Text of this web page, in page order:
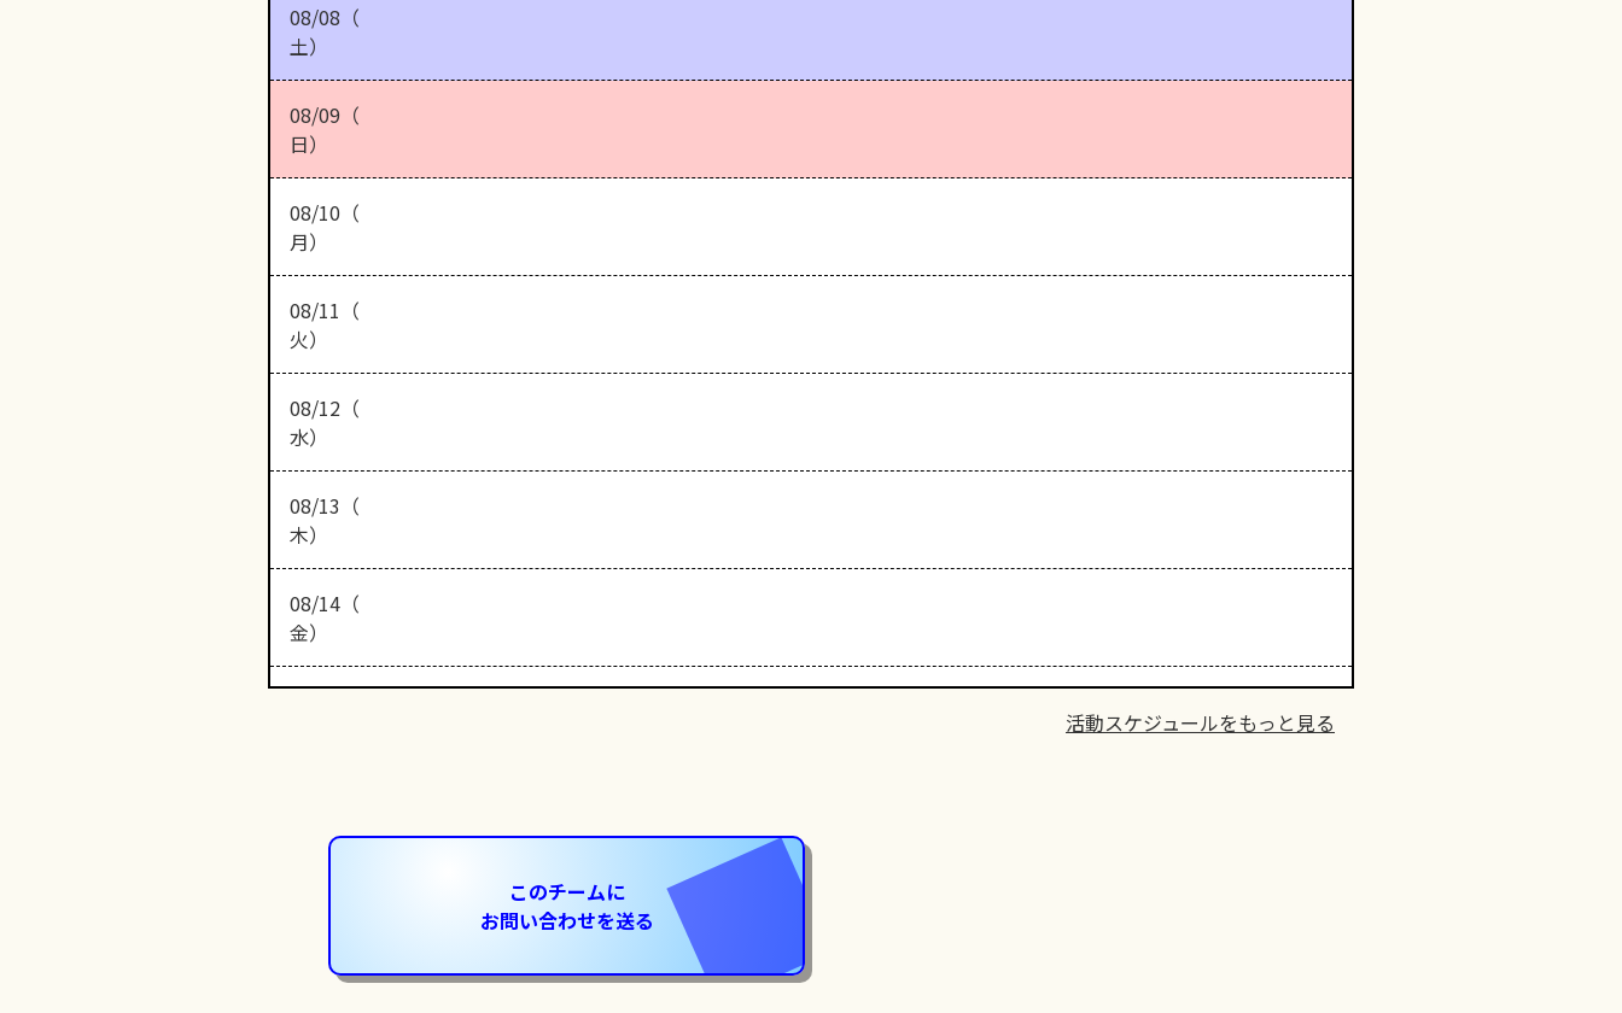
08/08（
土）
08/09（
日）
08/10（
月）
08/11（
火）
08/12（
水）
08/13（
木）
08/14（
金）
活動スケジュールをもっと見る
このチームに
お問い合わせを送る